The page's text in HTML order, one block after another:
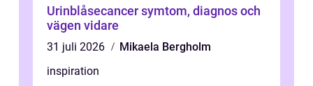
Urinblåsecancer symtom, diagnos och
vägen vidare
31 juli 2026
Mikaela Bergholm
inspiration